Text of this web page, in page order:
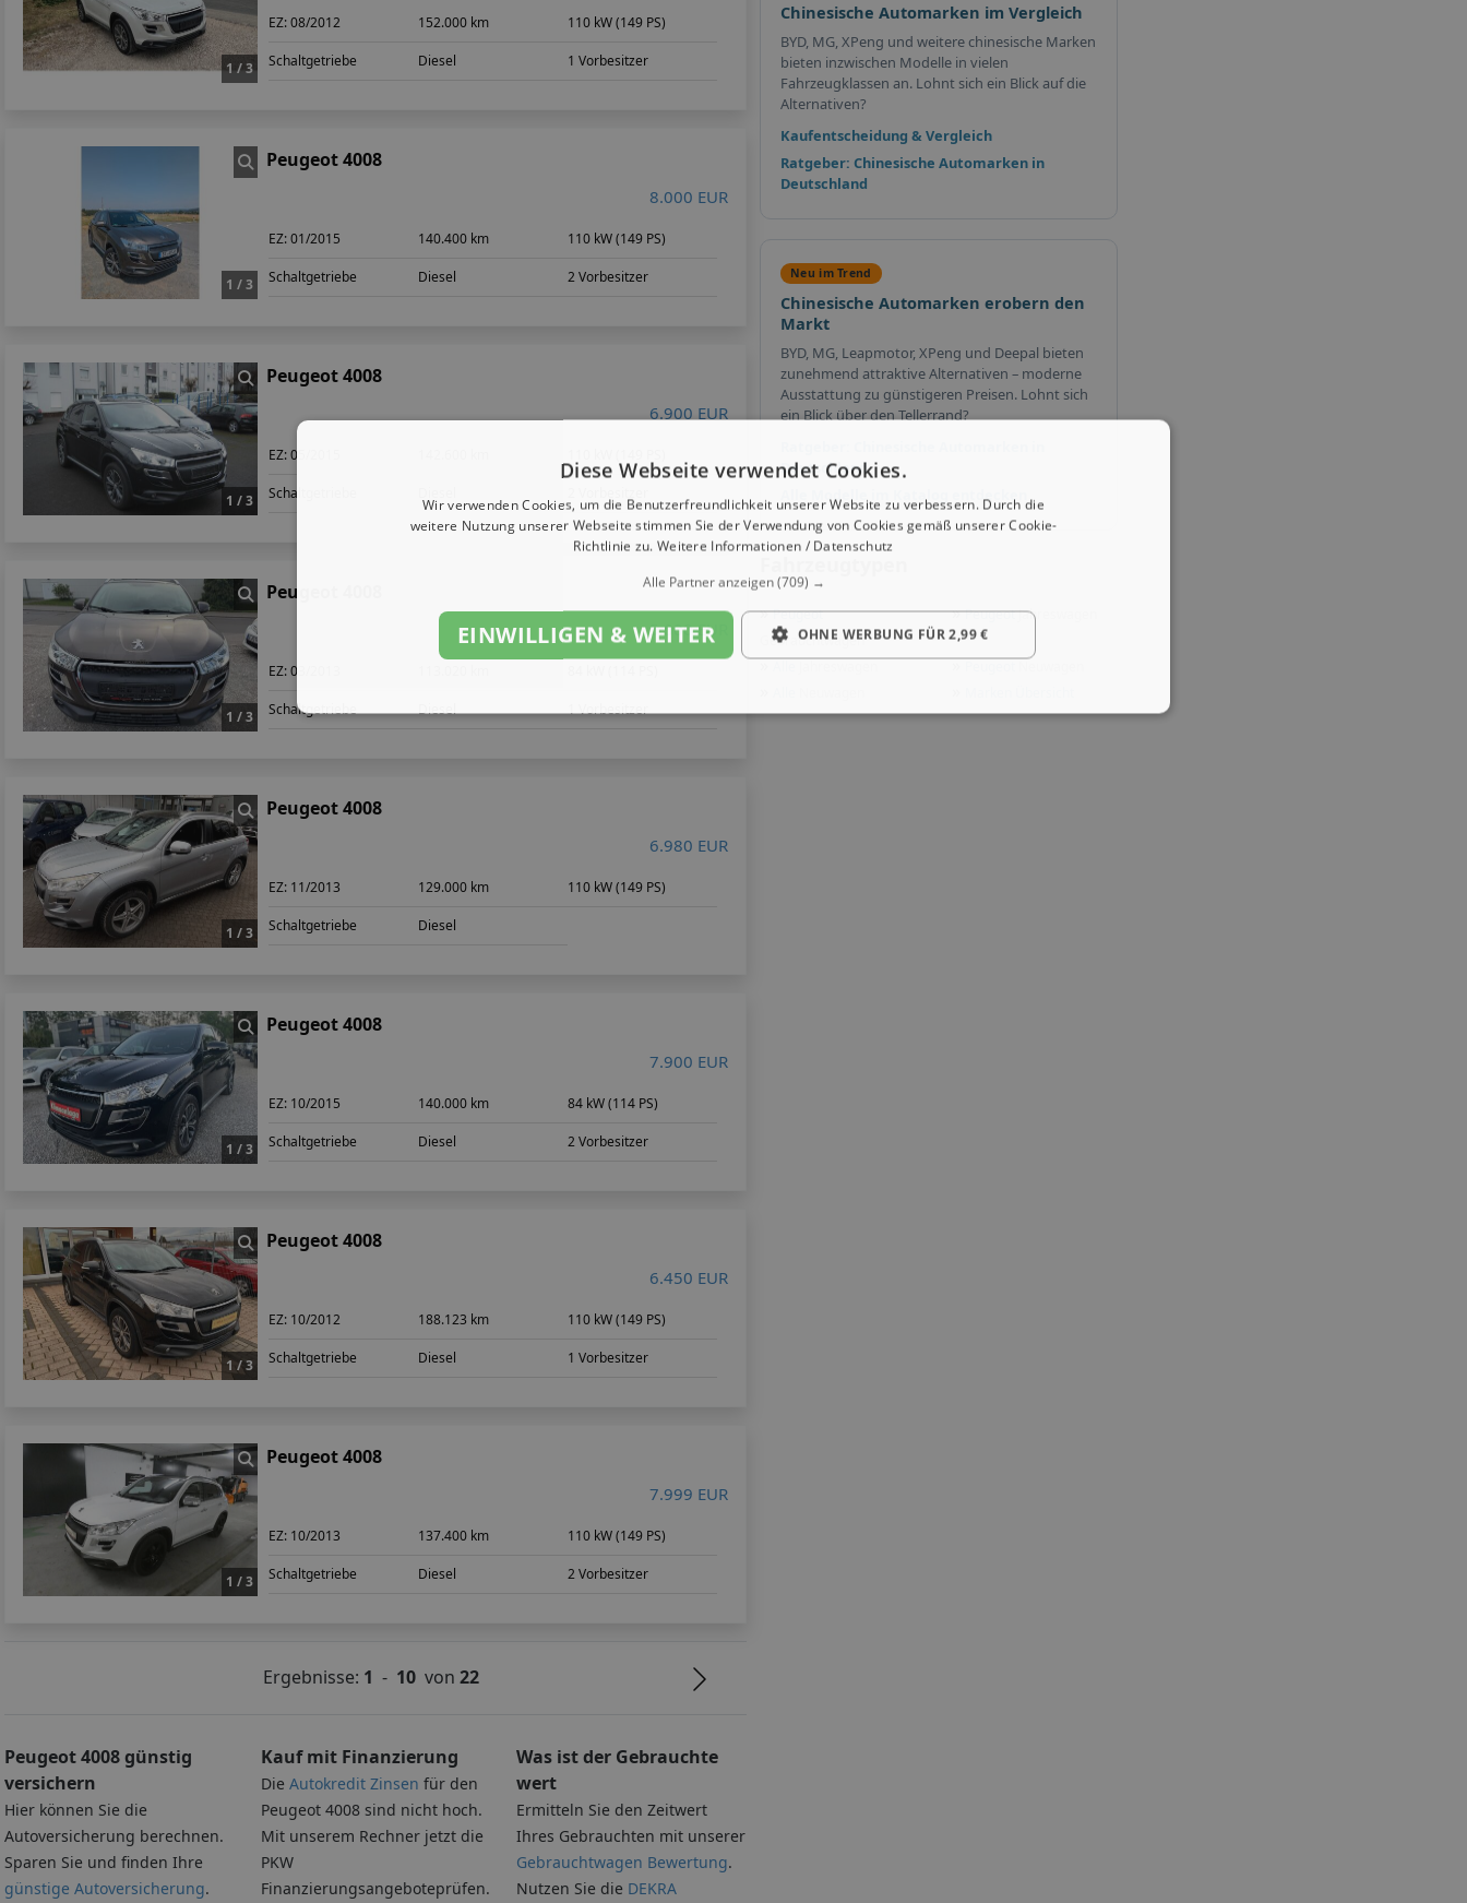
Chinesische Automarken im Vergleich
BYD, MG, XPeng und weitere chinesische Marken
bieten inzwischen Modelle in vielen
Fahrzeugklassen an. Lohnt sich ein Blick auf die
Alternativen?
Kaufentscheidung & Vergleich
Ratgeber: Chinesische Automarken in
Deutschland
Neu im Trend
Chinesische Automarken erobern den
Markt
BYD, MG, Leapmotor, XPeng und Deepal bieten
zunehmend attraktive Alternativen – moderne
Ausstattung zu günstigeren Preisen. Lohnt sich
ein Blick über den Tellerrand?
Deutschland
Alle Modelle im Katalog entdecken
»Peugeot
Gebrauchtwagen
»PeugeotJahreswagen
» »
1 / 3
EZ:08/2012 152.000 km 110 kW (149 PS)
Schaltgetriebe Diesel 1 Vorbesitzer
1 / 3
Peugeot 4008
8.000 EUR
EZ:01/2015 140.400 km 110 kW (149 PS)
Schaltgetriebe Diesel 2 Vorbesitzer
1 / 3
Peugeot 4008
6.900 EUR
EZ:05/2015
Schaltgetriebe
1 / 3
Peugeot 4008
5.000 EUR
EZ:03/2013
Schaltgetriebe Diesel 1 Vorbesitzer
1 / 3
Peugeot 4008
6.980 EUR
EZ: 11/2013 129.000 km 110 kW (149 PS)
Schaltgetriebe Diesel
1 / 3
Peugeot 4008
7.900 EUR
EZ: 10/2015 140.000 km 84 kW (114 PS)
Schaltgetriebe Diesel 2 Vorbesitzer
1 / 3
Peugeot 4008
6.450 EUR
EZ: 10/2012 188.123 km 110 kW (149 PS)
Schaltgetriebe Diesel 1 Vorbesitzer
1 / 3
Peugeot 4008
7.999 EUR
EZ: 10/2013 137.400 km 110 kW (149 PS)
Schaltgetriebe Diesel 2 Vorbesitzer
Ergebnisse: 1 - 10 von 22
Peugeot 4008 günstig
versichern
Hier können Sie die
Autoversicherung berechnen.
Sparen Sie und finden Ihre
günstige Autoversicherung.
Kauf mit Finanzierung
Die Autokredit Zinsen für den
Peugeot 4008 sind nicht hoch.
Mit unserem Rechner jetzt die
PKW
Finanzierungsangeboteprüfen.
Was ist der Gebrauchte
wert
Ermitteln Sie den Zeitwert
Ihres Gebrauchten mit unserer
Gebrauchtwagen Bewertung.
Nutzen Sie die DEKRA
Diese Webseite verwendet Cookies.
Wir verwenden Cookies, um die Benutzerfreundlichkeit unserer Website zu verbessern. Durch die
weitere Nutzung unserer Webseite stimmen Sie der Verwendung von Cookies gemäß unserer Cookie-
Richtlinie zu. Weitere Informationen / Datenschutz
Alle Partner anzeigen(709) →
EINWILLIGEN & WEITER OHNE WERBUNG FÜR 2,99 €